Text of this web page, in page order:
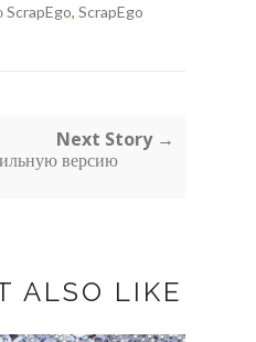
ScrapEgo, ScrapEgo
Next Story →
версию
ALSO LIKE